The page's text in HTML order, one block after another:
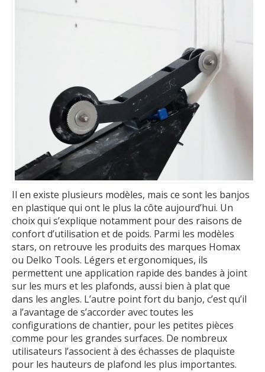
Il en existe plusieurs modèles, mais ce sont les banjos
en plastique qui ont le plus la côte aujourd’hui. Un
choix qui s’explique notamment pour des raisons de
confort d’utilisation et de poids. Parmi les modèles
stars, on retrouve les produits des marques Homax
ou Delko Tools. Légers et ergonomiques, ils
permettent une application rapide des bandes à joint
sur les murs et les plafonds, aussi bien à plat que
dans les angles. L’autre point fort du banjo, c’est qu’il
a l’avantage de s’accorder avec toutes les
configurations de chantier, pour les petites pièces
comme pour les grandes surfaces. De nombreux
utilisateurs l’associent à des échasses de plaquiste
pour les hauteurs de plafond les plus importantes.